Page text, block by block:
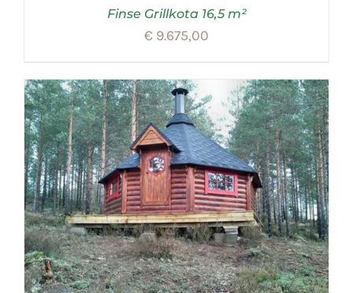
Finse Grillkota 16,5 m²
€ 9.675,00